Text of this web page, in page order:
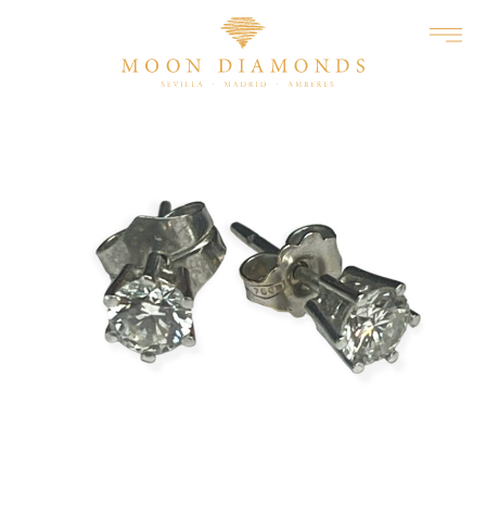
INGRESAR A MI CUENTA
RECUPERAR
CONTRASEÑA
CREAR
CUENTA